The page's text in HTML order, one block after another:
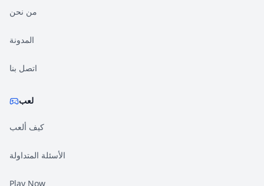
من نحن
المدونة
اتصل بنا
لعب
كيف ألعب
الأسئلة المتداولة
Play Now